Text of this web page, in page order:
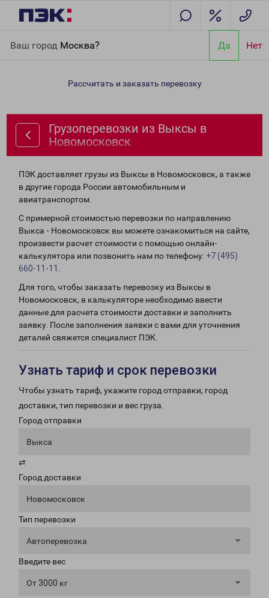
Ваш город Москва? Да Нет
Новомосковск
Рассчитать и заказать перевозку
Грузоперевозки из Выксы в
Новомосковск
ПЭК доставляет грузы из Выксы в Новомосковск, а также
в другие города России автомобильным и
авиатранспортом.
С примерной стоимостью перевозки по направлению
Выкса - Новомосковск вы можете ознакомиться на сайте,
произвести расчет стоимости с помощью онлайн-
калькулятора или позвонить нам по телефону: +7 (495)
660-11-11
Для того, чтобы заказать перевозку из Выксы в
Новомосковск, в калькуляторе необходимо ввести
данные для расчета стоимости доставки и заполнить
заявку. После заполнения заявки с вами для уточнения
деталей свяжется специалист ПЭК.
Узнать тариф и срок перевозки
Чтобы узнать тариф, укажите город отправки, город
доставки, тип перевозки и вес груза.
Город отправки
Выкса
⇄
Город доставки
Новомосковск
Тип перевозки
Автоперевозка
Введите вес
От 3000 кг